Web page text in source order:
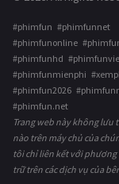
#phimfun #phimfunnet
#phimfunonline
#phimfunhd
#phimfunmienphi
#phimfun2026
#phimfun.net
Trang web này không lưu
nào trên máy chủ của
tôi chỉ liên kết với
trữ trên các dịch vụ của